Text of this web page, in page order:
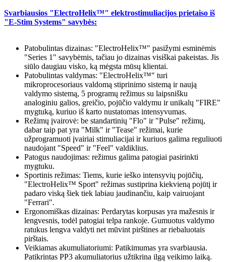
Svarbiausios "ElectroHelix™" elektrostimuliacijos prietaiso iš
"E-Stim Systems" savybės:
Patobulintas dizainas: "ElectroHelix™" pasižymi esminėmis
"Series 1" savybėmis, tačiau jo dizainas visiškai pakeistas. Jis
siūlo daugiau visko, ką mėgsta mūsų klientai.
Patobulintas valdymas: "ElectroHelix™" turi
mikroprocesoriaus valdomą stiprinimo sistemą ir naują
valdymo sistemą, 5 programų režimus su laipsnišku
analoginiu galios, greičio, pojūčio valdymu ir unikalų "FIRE"
mygtuką, kuriuo iš karto nustatomas intensyvumas.
Režimų įvairovė: be standartinių "Flo" ir "Pulse" režimų,
dabar taip pat yra "Milk" ir "Tease" režimai, kurie
užprogramuoti įvairiai stimuliacijai ir kuriuos galima reguliuoti
naudojant "Speed" ir "Feel" valdiklius.
Patogus naudojimas: režimus galima patogiai pasirinkti
mygtuku.
Sportinis režimas: Tiems, kurie ieško intensyvių pojūčių,
"ElectroHelix™ Sport" režimas sustiprina kiekvieną pojūtį ir
padaro viską šiek tiek labiau jaudinančiu, kaip vairuojant
"Ferrari".
Ergonomiškas dizainas: Perdarytas korpusas yra mažesnis ir
lengvesnis, todėl patogiai telpa rankoje. Gumuotus valdymo
ratukus lengva valdyti net mūvint pirštines ar riebaluotais
pirštais.
Veikiamas akumuliatoriumi: Patikimumas yra svarbiausia.
Patikrintas PP3 akumuliatorius užtikrina ilgą veikimo laiką.